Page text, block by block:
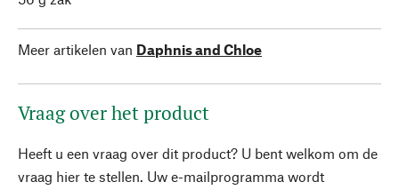
Meer artikelen van Daphnis and Chloe
Vraag over het product
Heeft u een vraag over dit product? U bent welkom om de
vraag hier te stellen. Uw e-mailprogramma wordt